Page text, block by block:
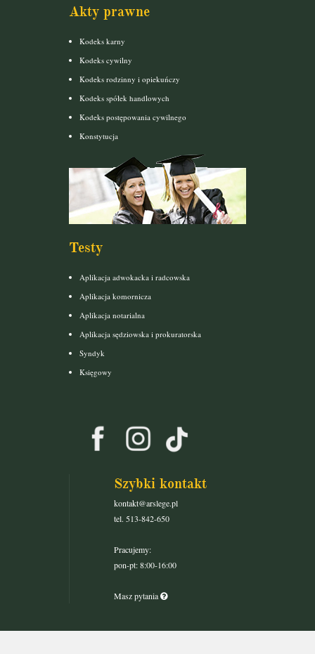
Akty prawne
Kodeks karny
Kodeks cywilny
Kodeks rodzinny i opiekuńczy
Kodeks spółek handlowych
Kodeks postępowania cywilnego
Konstytucja
Testy
Aplikacja adwokacka i radcowska
Aplikacja komornicza
Aplikacja notarialna
Aplikacja sędziowska i prokuratorska
Syndyk
Księgowy
Szybki kontakt
kontakt@arslege.pl
tel. 513-842-650
Pracujemy:
pon-pt: 8:00-16:00
Masz pytania